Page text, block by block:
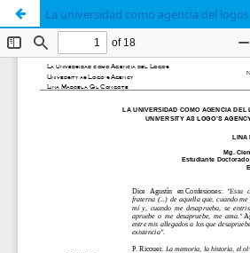
La universidad como agencia del logos